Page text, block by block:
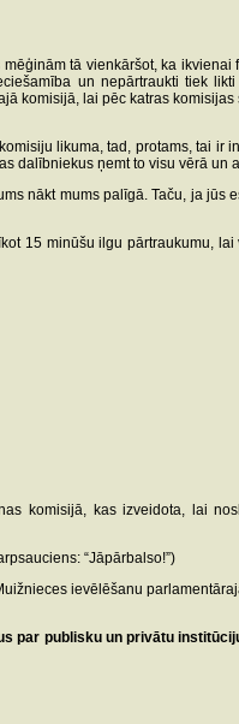
tā vienkāršot, ka
un nepārtraukti tiek
komisijā, lai pēc katras
likuma, tad, protams, tai ir
dalībniekus ņemt to visu vērā un
nākt mums palīgā. Taču, ja
15 minūšu ilgu pārtraukumu,
komisijā, kas izveidota, lai
“Jāpārbalso!”)
ievēlēšanu
par publisku un privātu